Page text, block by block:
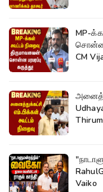
MP-
சொன்ன
CM
Vaiko